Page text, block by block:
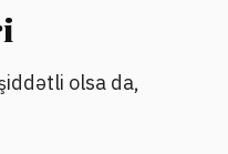
olsa da,